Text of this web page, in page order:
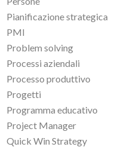
Pianificazione strategica
PMI
Problem solving
Processi aziendali
Processo produttivo
Progetti
Programma educativo
Project Manager
Quick Win Strategy